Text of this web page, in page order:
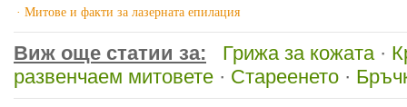
· Митове и факти за лазерната епилация
Виж още статии за: Грижа за кожата·
развенчаем митовете · Стареенето ·